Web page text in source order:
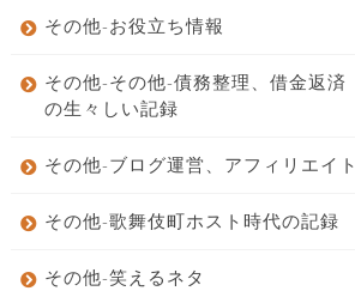
その他-お役立ち情報
その他-その他-債務整理、借金返済
の生々しい記録
その他-ブログ運営、アフィリエイト
その他-歌舞伎町ホスト時代の記録
その他-笑えるネタ